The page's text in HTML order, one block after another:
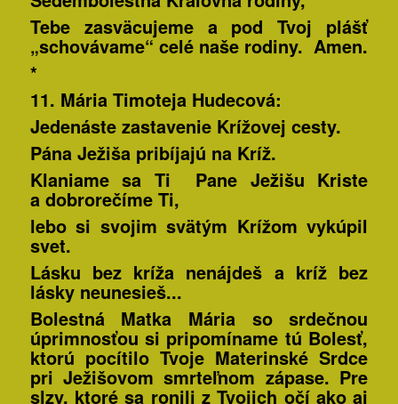
Tebe zasväcujeme a pod Tvoj plášť
„schovávame“ celé naše rodiny. Amen.
*
11. Mária TimotejaHudecová:
Jedenáste zastavenie Krížovej cesty.
Pána Ježiša pribíjajú na Kríž.
Klaniame sa Ti Pane Ježišu Kriste
a dobrorečíme Ti,
lebo si svojim svätým Krížom vykúpil
svet.
Lásku bez kríža nenájdeš a kríž bez
lásky neunesieš...
Bolestná Matka Mária so srdečnou
úprimnosťou si pripomíname tú Bolesť,
ktorú pocítilo Tvoje Materinské Srdce
pri Ježišovom smrteľnom zápase. Pre
slzy, ktoré sa ronili z Tvojich očí ako aj